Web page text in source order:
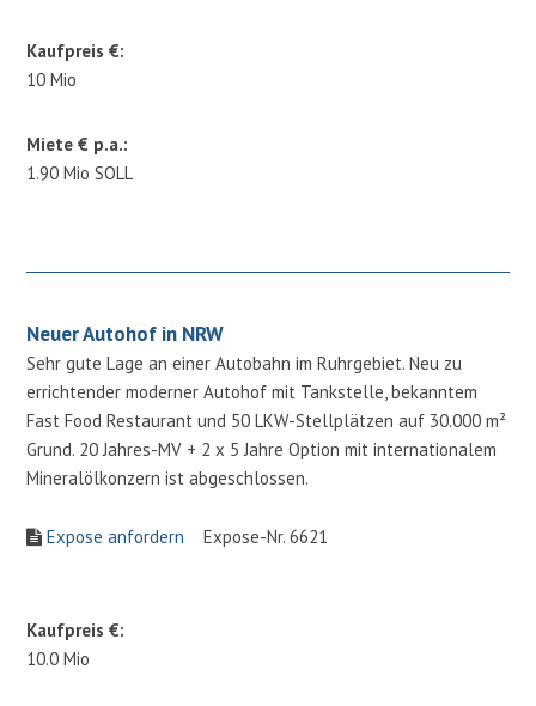
Kaufpreis €:
10 Mio
Miete € p.a.:
1.90 Mio SOLL
Neuer Autohof in NRW
Sehr gute Lage an einer Autobahn im Ruhrgebiet. Neu zu
errichtender moderner Autohof mit Tankstelle, bekanntem
Fast Food Restaurant und 50 LKW-Stellplätzen auf 30.000 m²
Grund. 20 Jahres-MV + 2 x 5 Jahre Option mit internationalem
Mineralölkonzern ist abgeschlossen.
Expose anfordern Expose-Nr. 6621
Kaufpreis €:
10.0 Mio